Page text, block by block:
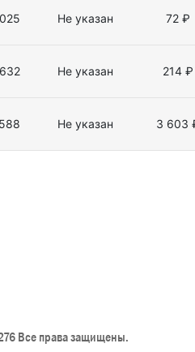
Не указан 72 ₽
Не указан 214 ₽
Не указан 3 603
Все права защищены.